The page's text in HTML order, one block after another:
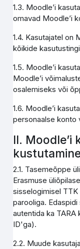
1.3. Moodle’i
omavad Moodle’i
1.4. Kasutajatel on
kõikide
1.5. Moodle’i
Moodle’i
osalemiseks või
1.6. Moodle’i
personaalse konto
II. Moodle’i
2.1. Tasemeõppe
Erasmuse
sisselogimisel
parooliga.
autentida ka
ID'ga).
2.2. Muude